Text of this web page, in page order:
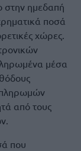
στην ημεδαπή
ποσά
χώρες.
μέσα
από τους
που